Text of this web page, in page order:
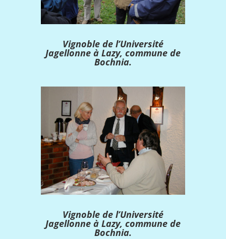
Vignoble de l’Université
Jagellonne à Lazy, commune de
Bochnia.
Vignoble de l’Université
Jagellonne à Lazy, commune de
Bochnia.